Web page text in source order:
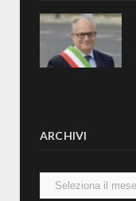
ARCHIVI
Archivi